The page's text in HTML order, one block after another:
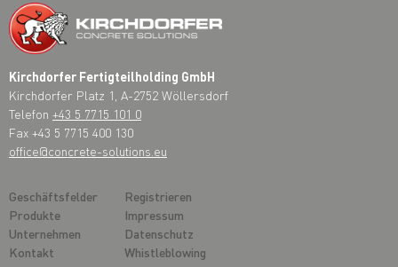
Kirchdorfer Fertigteilholding GmbH
Kirchdorfer Platz 1, A-2752 Wöllersdorf
Telefon +43 5 7715 101 0
Fax +43 5 7715 400 130
office@concrete-solutions.eu
Geschäftsfelder
Produkte
Unternehmen
Kontakt
Registrieren
Impressum
Datenschutz
Whistleblowing